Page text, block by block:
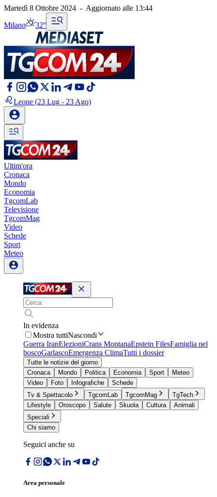
Martedì 8 Ottobre 2024 - Aggiornato alle 13:44
Milano 32°
Leone (23 Lug - 23 Ago)
Ultim'ora
Cronaca
Mondo
Economia
TgcomLab
Televisione
TgcomMag
Video
Schede
Sport
Meteo
In evidenza
Mostra tuttiNascondi
Guerra IranElezioniCrans MontanaEpstein FilesFamiglia nel
boscoGarlascoEmergenza ClimaTutti i dossier
Tutte le notizie del giorno
Cronaca
Mondo Politica Economia Sport
Meteo
Video
Foto Infografiche
Schede
Tv & Spettacolo
TgcomLab TgcomMag
TgTech
Lifestyle
Oroscopo Salute Skuola Cultura
Animali
Speciali
Chi siamo
Seguici anche su
Area personale